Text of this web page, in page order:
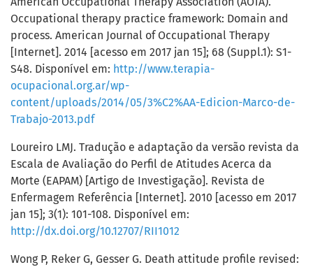
Occupational therapy practice framework: Domain and
process. American Journal of Occupational Therapy
[Internet]. 2014 [acesso em 2017 jan 15]; 68 (Suppl.1): S1-
S48. Disponível em: http://www.terapia-
ocupacional.org.ar/wp-
content/uploads/2014/05/3%C2%AA-Edicion-Marco-de-
Trabajo-2013.pdf
Loureiro LMJ. Tradução e adaptação da versão revista da
Escala de Avaliação do Perfil de Atitudes Acerca da
Morte (EAPAM) [Artigo de Investigação]. Revista de
Enfermagem Referência [Internet]. 2010 [acesso em 2017
jan 15]; 3(1): 101-108. Disponível em:
http://dx.doi.org/10.12707/RII1012
Wong P, Reker G, Gesser G. Death attitude profile revised: